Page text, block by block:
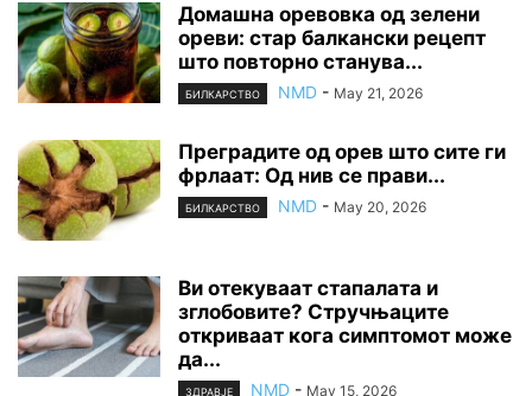
Домашна оревовка од зелени
ореви: стар балкански рецепт
што повторно станува...
БИЛКАРСТВО NMD - May 21, 2026
Преградите од орев што сите ги
фрлаат: Од нив се прави...
БИЛКАРСТВО NMD - May 20, 2026
Ви отекуваат стапалата и
зглобовите? Стручњаците
откриваат кога симптомот може
да...
ЗДРАВЈЕ NMD - May 15, 2026